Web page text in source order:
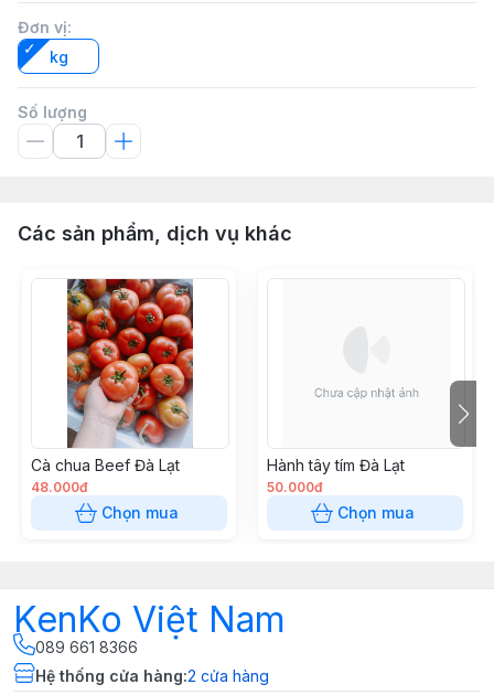
Đơn vị:
kg
Số lượng
Các sản phẩm, dịch vụ khác
Cà chua Beef Đà Lạt
48.000đ
Chọn mua
Hành tây tím Đà Lạt
50.000đ
Chọn mua
KenKo Việt Nam
089 661 8366
Hệ thống cửa hàng:2 cửa hàng